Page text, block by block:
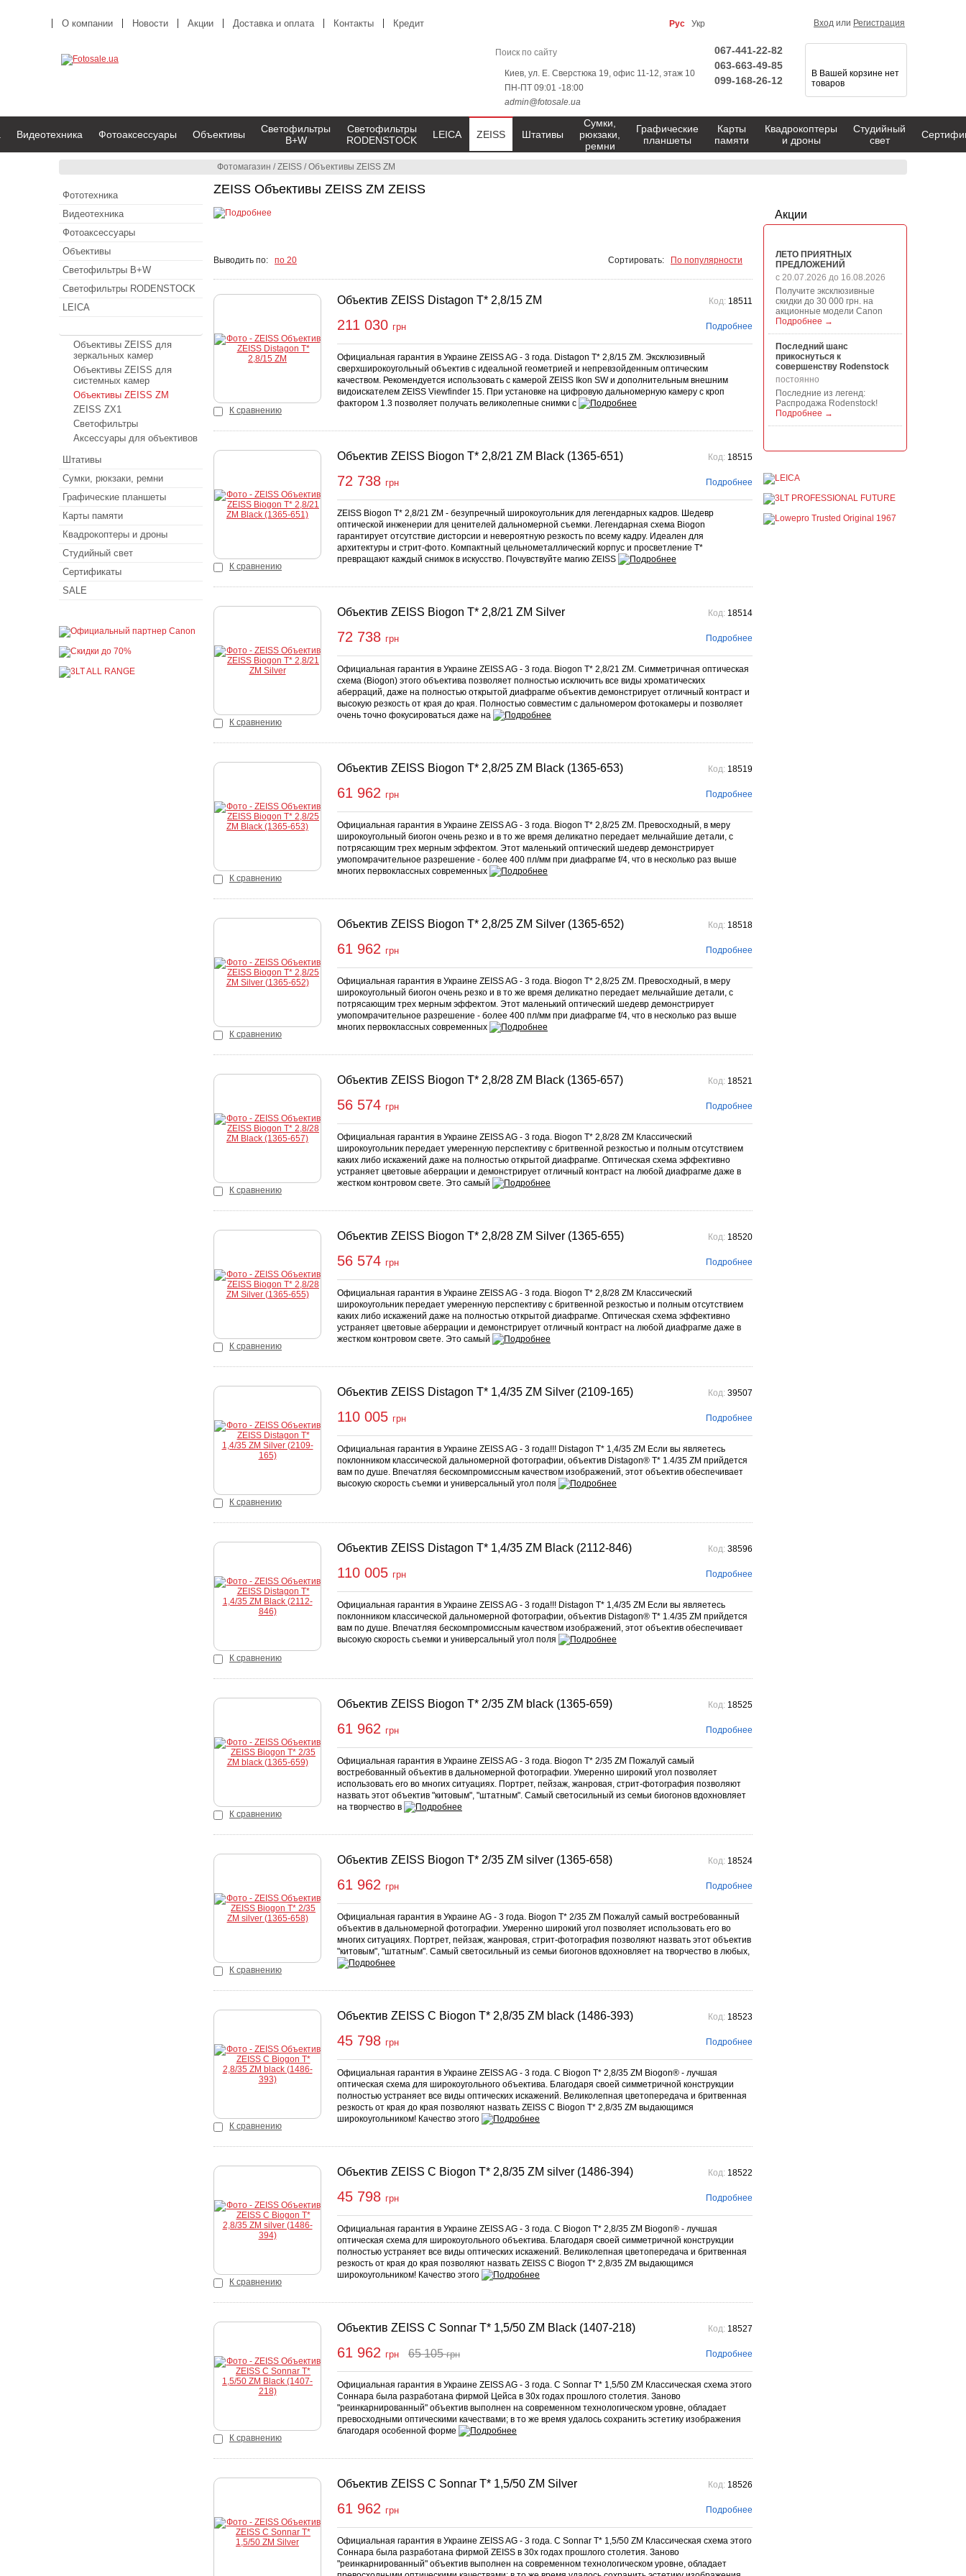
Фотомагазин /ZEISS /Объективы ZEISS ZM
ZEISS Объективы ZEISS ZM ZEISS
Выводить по: по 20 Сортировать: По популярности
К сравнению
Объектив ZEISS Distagon T* 2,8/15 ZM Код: 18511
211 030 грн Подробнее
Официальная гарантия в Украине ZEISS AG - 3 года. Distagon T* 2,8/15 ZM. Эксклюзивный
сверхширокоугольный объектив с идеальной геометрией и непревзойденным оптическим
качеством. Рекомендуется использовать с камерой ZEISS Ikon SW и дополнительным внешним
видоискателем ZEISS Viewfinder 15. При установке на цифровую дальномерную камеру с кроп
фактором 1.3 позволяет получать великолепные снимки с
К сравнению
Объектив ZEISS Biogon T* 2,8/21 ZM Black (1365-651) Код: 18515
72 738 грн Подробнее
ZEISS Biogon T* 2,8/21 ZM - безупречный широкоугольник для легендарных кадров. Шедевр
оптической инженерии для ценителей дальномерной съемки. Легендарная схема Biogon
гарантирует отсутствие дисторсии и невероятную резкость по всему кадру. Идеален для
архитектуры и стрит-фото. Компактный цельнометаллический корпус и просветление T*
превращают каждый снимок в искусство. Почувствуйте магию ZEISS
К сравнению
Объектив ZEISS Biogon T* 2,8/21 ZM Silver Код: 18514
72 738 грн Подробнее
Официальная гарантия в Украине ZEISS AG - 3 года. Biogon T* 2,8/21 ZM. Симметричная оптическая
схема (Biogon) этого объектива позволяет полностью исключить все виды хроматических
аберраций, даже на полностью открытой диафрагме объектив демонстрирует отличный контраст и
высокую резкость от края до края. Полностью совместим с дальномером фотокамеры и позволяет
очень точно фокусироваться даже на
К сравнению
Объектив ZEISS Biogon T* 2,8/25 ZM Black (1365-653) Код: 18519
61 962 грн Подробнее
Официальная гарантия в Украине ZEISS AG - 3 года. Biogon T* 2,8/25 ZM. Превосходный, в меру
широкоугольный биогон очень резко и в то же время деликатно передает мельчайшие детали, с
потрясающим трех мерным эффектом. Этот маленький оптический шедевр демонстрирует
умопомрачительное разрешение - более 400 пл/мм при диафрагме f/4, что в несколько раз выше
многих первоклассных современных
К сравнению
Объектив ZEISS Biogon T* 2,8/25 ZM Silver (1365-652) Код: 18518
61 962 грн Подробнее
Официальная гарантия в Украине ZEISS AG - 3 года. Biogon T* 2,8/25 ZM. Превосходный, в меру
широкоугольный биогон очень резко и в то же время деликатно передает мельчайшие детали, с
потрясающим трех мерным эффектом. Этот маленький оптический шедевр демонстрирует
умопомрачительное разрешение - более 400 пл/мм при диафрагме f/4, что в несколько раз выше
многих первоклассных современных
К сравнению
Объектив ZEISS Biogon T* 2,8/28 ZM Black (1365-657) Код: 18521
56 574 грн Подробнее
Официальная гарантия в Украине ZEISS AG - 3 года. Biogon T* 2,8/28 ZM Классический
широкоугольник передает умеренную перспективу с бритвенной резкостью и полным отсутствием
каких либо искажений даже на полностью открытой диафрагме. Оптическая схема эффективно
устраняет цветовые аберрации и демонстрирует отличный контраст на любой диафрагме даже в
жестком контровом свете. Это самый
К сравнению
Объектив ZEISS Biogon T* 2,8/28 ZM Silver (1365-655) Код: 18520
56 574 грн Подробнее
Официальная гарантия в Украине ZEISS AG - 3 года. Biogon T* 2,8/28 ZM Классический
широкоугольник передает умеренную перспективу с бритвенной резкостью и полным отсутствием
каких либо искажений даже на полностью открытой диафрагме. Оптическая схема эффективно
устраняет цветовые аберрации и демонстрирует отличный контраст на любой диафрагме даже в
жестком контровом свете. Это самый
К сравнению
Объектив ZEISS Distagon T* 1,4/35 ZM Silver (2109-165) Код: 39507
110 005 грн Подробнее
Официальная гарантия в Украине ZEISS AG - 3 года!!! Distagon T* 1,4/35 ZM Если вы являетесь
поклонником классической дальномерной фотографии, объектив Distagon® T* 1.4/35 ZM прийдется
вам по душе. Впечатляя бескомпромиссным качеством изображений, этот объектив обеспечивает
высокую скорость съемки и универсальный угол поля
К сравнению
Объектив ZEISS Distagon T* 1,4/35 ZM Black (2112-846) Код: 38596
110 005 грн Подробнее
Официальная гарантия в Украине ZEISS AG - 3 года!!! Distagon T* 1,4/35 ZM Если вы являетесь
поклонником классической дальномерной фотографии, объектив Distagon® T* 1.4/35 ZM прийдется
вам по душе. Впечатляя бескомпромиссным качеством изображений, этот объектив обеспечивает
высокую скорость съемки и универсальный угол поля
К сравнению
Объектив ZEISS Biogon T* 2/35 ZM black (1365-659) Код: 18525
61 962 грн Подробнее
Официальная гарантия в Украине ZEISS AG - 3 года. Biogon T* 2/35 ZM Пожалуй самый
востребованный объектив в дальномерной фотографии. Умеренно широкий угол позволяет
использовать его во многих ситуациях. Портрет, пейзаж, жанровая, стрит-фотография позволяют
назвать этот объектив "китовым", "штатным". Самый светосильный из семьи биогонов вдохновляет
на творчество в
К сравнению
Объектив ZEISS Biogon T* 2/35 ZM silver (1365-658) Код: 18524
61 962 грн Подробнее
Официальная гарантия в Украине AG - 3 года. Biogon T* 2/35 ZM Пожалуй самый востребованный
объектив в дальномерной фотографии. Умеренно широкий угол позволяет использовать его во
многих ситуациях. Портрет, пейзаж, жанровая, стрит-фотография позволяют назвать этот объектив
"китовым", "штатным". Самый светосильный из семьи биогонов вдохновляет на творчество в любых,
К сравнению
Объектив ZEISS C Biogon T* 2,8/35 ZM black (1486-393) Код: 18523
45 798 грн Подробнее
Официальная гарантия в Украине ZEISS AG - 3 года. C Biogon T* 2,8/35 ZM Biogon® - лучшая
оптическая схема для широкоугольного объектива. Благодаря своей симметричной конструкции
полностью устраняет все виды оптических искажений. Великолепная цветопередача и бритвенная
резкость от края до края позволяют назвать ZEISS C Biogon T* 2,8/35 ZM выдающимся
широкоугольником! Качество этого
К сравнению
Объектив ZEISS C Biogon T* 2,8/35 ZM silver (1486-394) Код: 18522
45 798 грн Подробнее
Официальная гарантия в Украине ZEISS AG - 3 года. C Biogon T* 2,8/35 ZM Biogon® - лучшая
оптическая схема для широкоугольного объектива. Благодаря своей симметричной конструкции
полностью устраняет все виды оптических искажений. Великолепная цветопередача и бритвенная
резкость от края до края позволяют назвать ZEISS C Biogon T* 2,8/35 ZM выдающимся
широкоугольником! Качество этого
К сравнению
Объектив ZEISS C Sonnar T* 1,5/50 ZM Black (1407-218) Код: 18527
61 962 грн 65 105грн
Купить Подробнее
Официальная гарантия в Украине ZEISS AG - 3 года. C Sonnar T* 1,5/50 ZM Классическая схема этого
Соннара была разработана фирмой Цейса в 30х годах прошлого столетия. Заново
"реинкарнированный" объектив выполнен на современном технологическом уровне, обладает
превосходными оптическими качествами; в то же время удалось сохранить эстетику изображения
благодаря особенной форме
Объектив ZEISS C Sonnar T* 1,5/50 ZM Silver Код: 18526
61 962 грн Подробнее
Официальная гарантия в Украине ZEISS AG - 3 года. C Sonnar T* 1,5/50 ZM Классическая схема этого
Соннара была разработана фирмой ZEISS в 30х годах прошлого столетия. Заново
"реинкарнированный" объектив выполнен на современном технологическом уровне, обладает
Акции
ЛЕТО ПРИЯТНЫХ
ПРЕДЛОЖЕНИЙ
с 20.07.2026 до 16.08.2026
Получите эксклюзивные
скидки до 30 000 грн. на
акционные модели Canon
Подробнее →
Последний шанс
прикоснуться к
совершенству Rodenstock
постоянно
Последние из легенд:
Распродажа Rodenstock!
Подробнее →
Manfrotto, National
продукции Manfrotto, National
гарантиров...
Подробнее →
О компании Новости Акции Доставка и оплата Контакты Кредит Рус Укр Вход или Регистрация
Киев, ул. Е. Сверстюка 19, офис 11-12, этаж 10
ПН-ПТ 09:01 -18:00
admin@fotosale.ua
067-441-22-82
063-663-49-85
099-168-26-12
В Вашей корзине нет
товаров
Видеотехника Фотоаксессуары Объективы
Светофильтры
B+W
Светофильтры
RODENSTOCK
LEICA ZEISS Штативы
Сумки,
рюкзаки,
ремни
Графические
планшеты
Карты
памяти
Квадрокоптеры
и дроны
Студийный
свет
Фототехника
Видеотехника
Фотоаксессуары
Объективы
Светофильтры B+W
Светофильтры RODENSTOCK
LEICA
Объективы ZEISS для
зеркальных камер
Объективы ZEISS для
системных камер
Объективы ZEISS ZM
ZEISS ZX1
Светофильтры
Аксессуары для объективов
Штативы
Сумки, рюкзаки, ремни
Графические планшеты
Карты памяти
Квадрокоптеры и дроны
Студийный свет
Сертификаты
SALE